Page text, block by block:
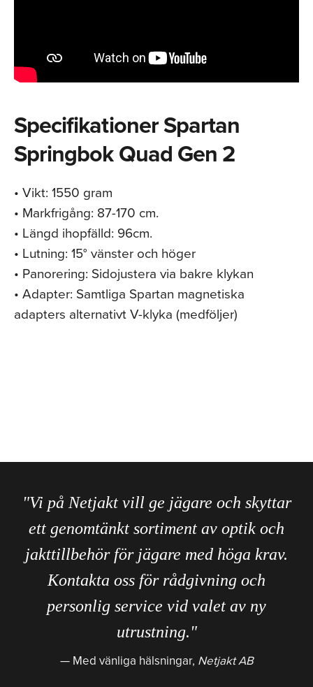
Specifikationer Spartan
Springbok Quad Gen 2
• Vikt: 1550 gram
• Markfrigång: 87-170 cm.
• Längd ihopfälld: 96cm.
• Lutning: 15° vänster och höger
• Panorering: Sidojustera via bakre klykan
• Adapter: Samtliga Spartan magnetiska
adapters alternativt V-klyka (medföljer)
"Vi på Netjakt vill ge jägare och skyttar
ett genomtänkt sortiment av optik och
jakttillbehör för jägare med höga krav.
Kontakta oss för rådgivning och
personlig service vid valet av ny
utrustning."
Med vänliga hälsningar, Netjakt AB